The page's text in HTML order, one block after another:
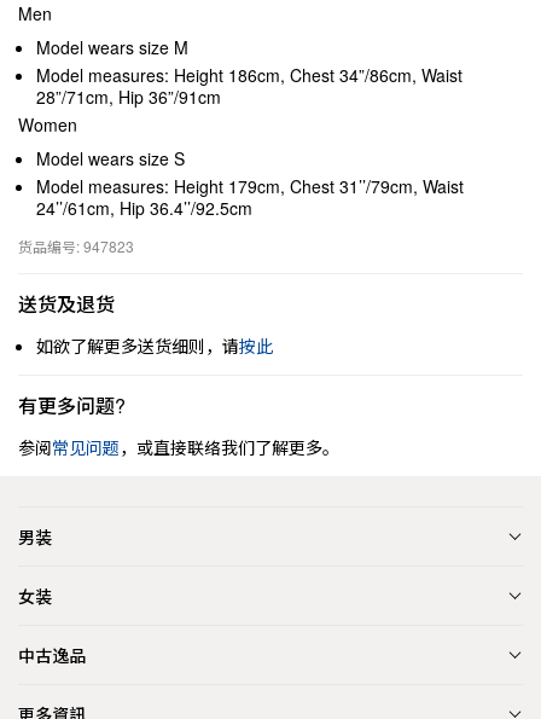
Men
Model wears size M
Model measures: Height 186cm, Chest 34”/86cm, Waist
28”/71cm, Hip 36”/91cm
Women
Model wears size S
Model measures: Height 179cm, Chest 31’’/79cm, Waist
24’’/61cm, Hip 36.4’’/92.5cm
货品编号: 947823
送货及退货
如欲了解更多送货细则，请按此
有更多问题?
参阅常见问题，或直接联络我们了解更多。
男装
女装
中古逸品
更多資訊